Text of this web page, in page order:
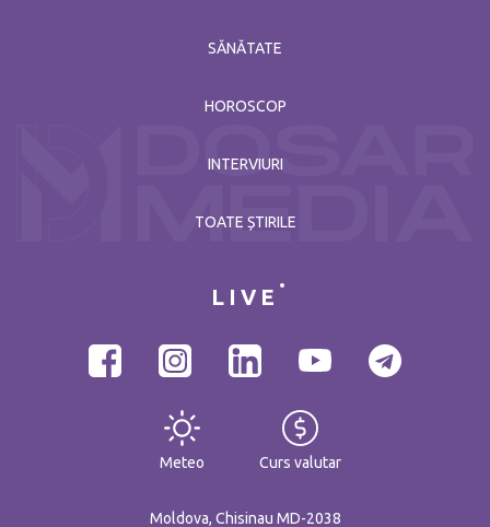
SĂNĂTATE
HOROSCOP
INTERVIURI
TOATE ȘTIRILE
LIVE
Meteo Curs valutar
Moldova, Chisinau MD-2038